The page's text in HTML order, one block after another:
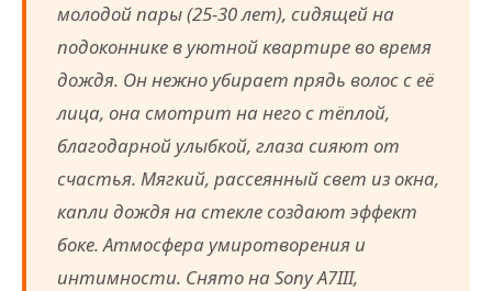
молодой пары (25-30 лет), сидящей на
подоконнике в уютной квартире во время
дождя. Он нежно убирает прядь волос с её
лица, она смотрит на него с тёплой,
благодарной улыбкой, глаза сияют от
счастья. Мягкий, рассеянный свет из окна,
капли дождя на стекле создают эффект
боке. Атмосфера умиротворения и
интимности. Снято на Sony A7III,